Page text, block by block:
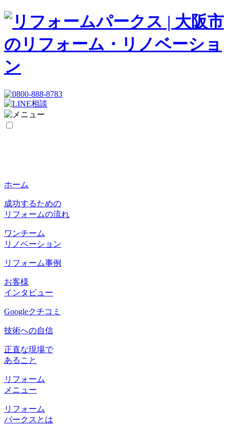
ホーム
成功するための
リフォームの流れ
ワンチーム
リノベーション
リフォーム事例
お客様
インタビュー
Googleクチコミ
技術への自信
正直な現場で
あること
リフォーム
メニュー
リフォーム
パークスとは